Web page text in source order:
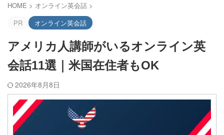
HOME > オンライン英会話 >
PR
オンライン英会話
アメリカ人講師がいるオンライン英
会話11選｜米国在住者もOK
2026年8月8日